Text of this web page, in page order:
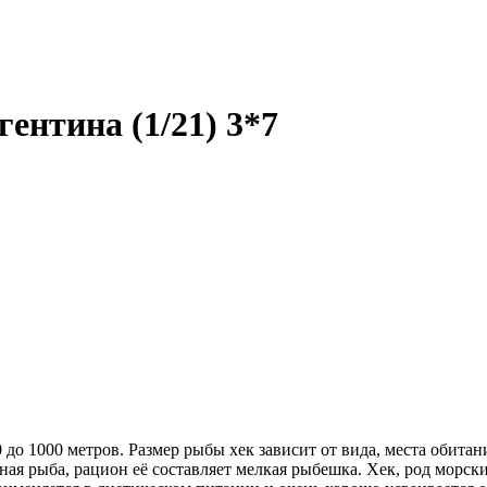
(1/21) 3*7
1000 метров. Размер рыбы хек зависит от вида, места
рыба, рацион её составляет мелкая рыбешка. Хек, род